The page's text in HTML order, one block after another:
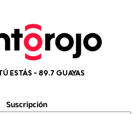
ESTÁS - 89.7 GUAYAS
Suscripción